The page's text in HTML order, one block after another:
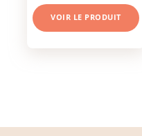
VOIR LE PRODUIT